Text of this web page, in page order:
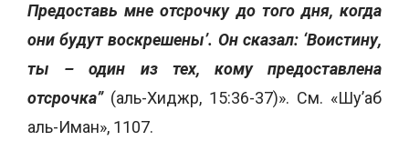
Предоставь мне отсрочку до того дня, когда
они будут воскрешены’. Он сказал: ‘Воистину,
ты – один из тех, кому предоставлена
отсрочка”(аль-Хиджр, 15:36-37)». См. «Шу’аб
аль-Иман», 1107.